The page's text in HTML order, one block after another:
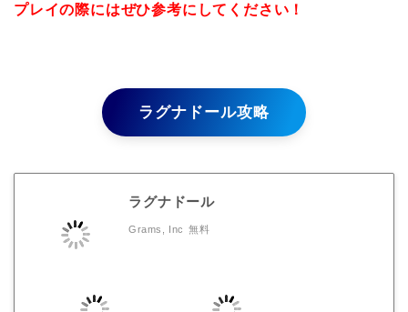
プレイの際にはぜひ参考にしてください！
ラグナドール攻略
ラグナドール
Grams, Inc 無料